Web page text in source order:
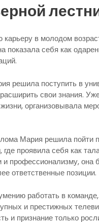
в молодом
показала себя как
решила поступить в
свои знания.
организовывала
Мария решила пойти
где проявила себя как
и профессионализму,
ответственные позиции.
работать в
и престижных
и признание только